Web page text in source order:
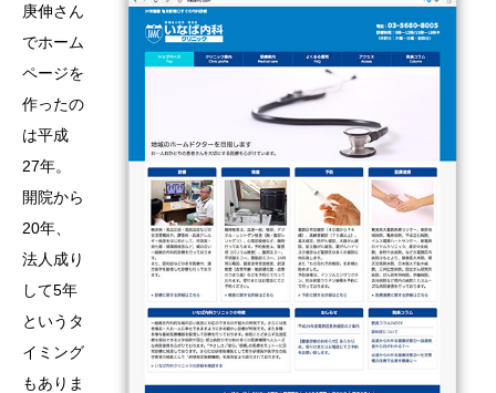
庚伸さん
でホーム
ページを
作ったの
は平成
27年。
開院から
20年、
法人成り
して5年
というタ
イミング
もありま